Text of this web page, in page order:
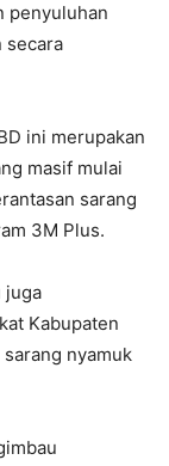
penyuluhan
secara
ini merupakan
masif mulai
sarang
3M Plus.
juga
Kabupaten
nyamuk